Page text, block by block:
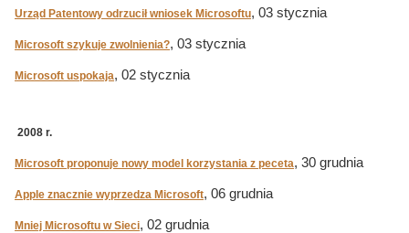
Urząd Patentowy odrzucił wniosek Microsoftu, 03 stycznia
Microsoft szykuje zwolnienia?, 03 stycznia
Microsoft uspokaja, 02 stycznia
2008 r.
Microsoft proponuje nowy model korzystania z peceta, 30 grudnia
Apple znacznie wyprzedza Microsoft, 06 grudnia
Mniej Microsoftu w Sieci, 02 grudnia